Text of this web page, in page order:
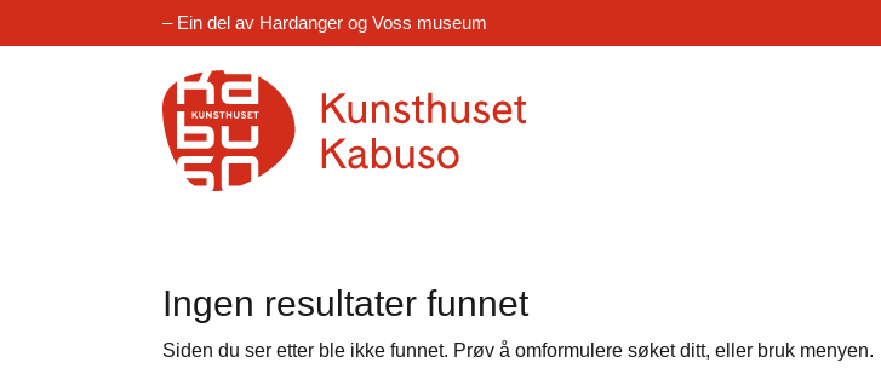
– Ein del av Hardanger og Voss museum
Ingen resultater funnet
Siden du ser etter ble ikke funnet. Prøv å omformulere søket ditt, eller bruk menyen.